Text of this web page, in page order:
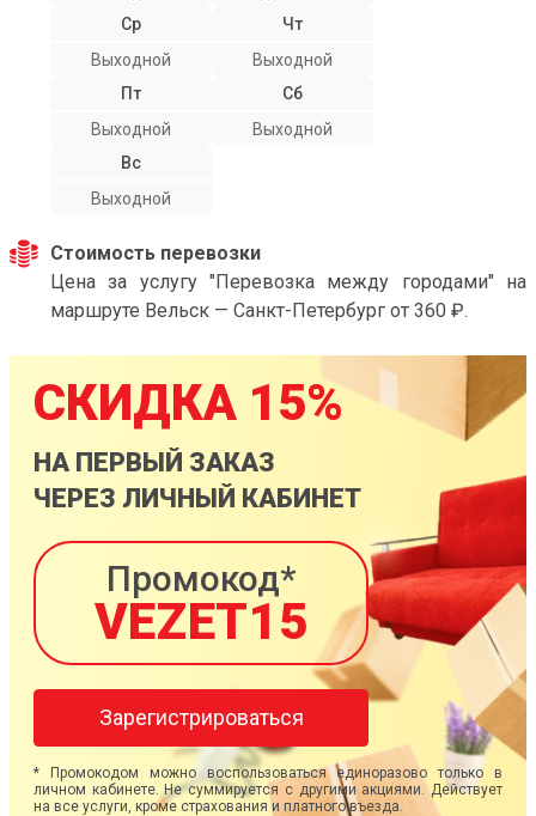
Ср
Выходной
Чт
Выходной
Пт
Выходной
Сб
Выходной
Вс
Выходной
Стоимость перевозки
Цена за услугу "Перевозка между городами" на
маршруте Вельск — Санкт-Петербург от 360 ₽.
СКИДКА 15%
НА ПЕРВЫЙ ЗАКАЗ
ЧЕРЕЗ ЛИЧНЫЙ КАБИНЕТ
Промокод*
VEZET15
Зарегистрироваться
* Промокодом можно воспользоваться единоразово только в
личном кабинете. Не суммируется с другими акциями. Действует
на все услуги, кроме страхования и платного въезда.